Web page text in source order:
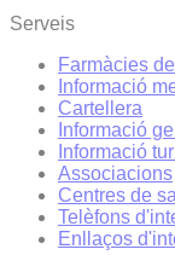
Serveis
Farmàcies
Informació
Cartellera
Informació
Informació
Associacions
Centres de
Telèfons
Enllaços